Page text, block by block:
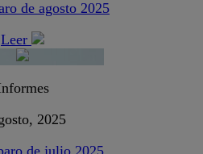
de agosto 2025
Leer
2025